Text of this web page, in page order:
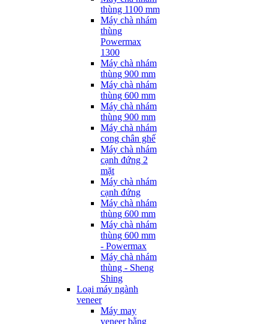
thùng 1100 mm
Máy chà nhám
thùng
Powermax
1300
Máy chà nhám
thùng 900 mm
Máy chà nhám
thùng 600 mm
Máy chà nhám
thùng 900 mm
Máy chà nhám
cong chân ghế
Máy chà nhám
cạnh đứng 2
mặt
Máy chà nhám
cạnh đứng
Máy chà nhám
thùng 600 mm
Máy chà nhám
thùng 600 mm
- Powermax
Máy chà nhám
thùng - Sheng
Shing
Loại máy ngành
veneer
Máy may
veneer bằng